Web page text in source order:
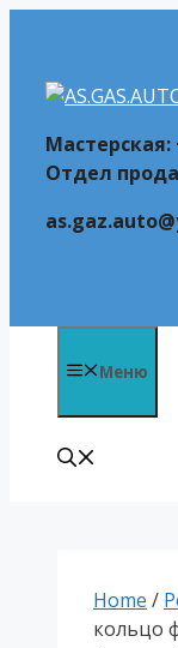
содержимому
Мастерская:
Отдел
Меню
Home /
кольцо